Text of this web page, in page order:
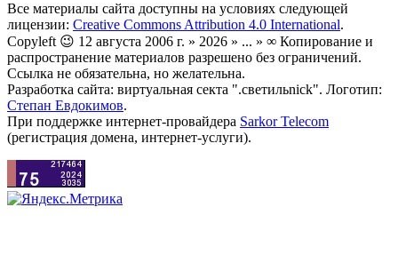
Все материалы сайта доступны на условиях следующей
лицензии: Creative Commons Attribution 4.0 International.
Copyleft 😉 12 августа 2006 г. » 2026 » ... » ∞ Копирование и
распространение материалов разрешено без ограничений.
Ссылка не обязательна, но желательна.
Разработка сайта: виртуальная секта ".светильnick". Логотип:
Степан Евдокимов.
При поддержке интернет-провайдера Sarkor Telecom
(регистрация домена, интернет-услуги).